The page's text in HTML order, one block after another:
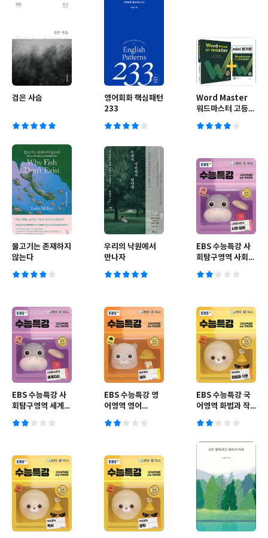
검은 사슴
영어회화 핵심패턴
233
Word Master
워드마스터 고등
물고기는 존재하지
않는다
우리의 낙원에서
만나자
EBS 수능특강 사
회탐구영역 사회·
EBS 수능특강 사
회탐구영역 세계지
EBS 수능특강 영
어영역 영어
EBS 수능특강 국
어영역 화법과 작